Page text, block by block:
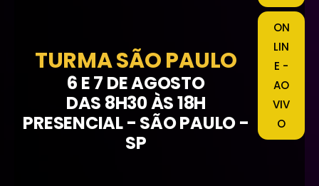
TURMA SÃO PAULO
6 E 7 DE AGOSTO
DAS 8H30 ÀS 18H
PRESENCIAL - SÃO PAULO -
SP
ON
LIN
E -
AO
VIV
O